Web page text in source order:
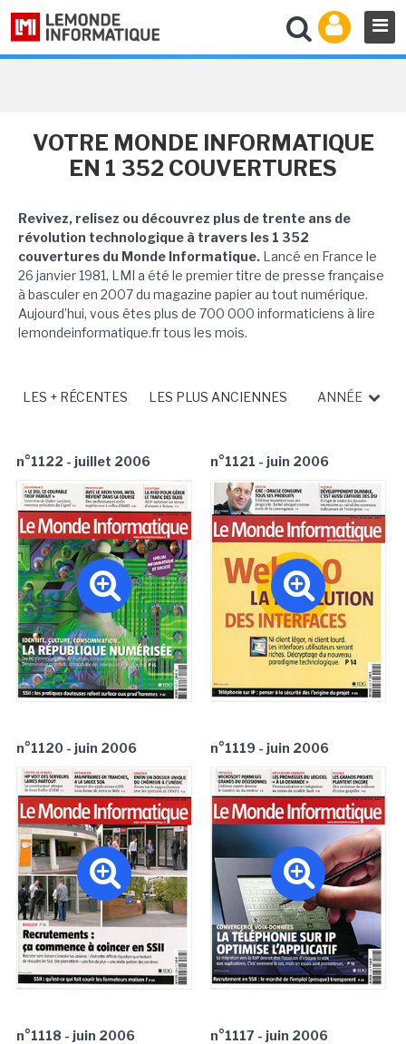
VOTRE MONDE INFORMATIQUE
EN 1 352 COUVERTURES
Revivez, relisez ou découvrez plus de trente ans de
révolution technologique à travers les 1 352
couvertures du Monde Informatique. Lancé en France le
26 janvier 1981, LMI a été le premier titre de presse française
à basculer en 2007 du magazine papier au tout numérique.
Aujourd’hui, vous êtes plus de 700 000 informaticiens à lire
lemondeinformatique.fr tous les mois.
LES + RÉCENTES LES PLUS ANCIENNES ANNÉE
n°1122 - juillet 2006 n°1121 - juin 2006
n°1120 - juin 2006 n°1119 - juin 2006
n°1118 - juin 2006 n°1117 - juin 2006